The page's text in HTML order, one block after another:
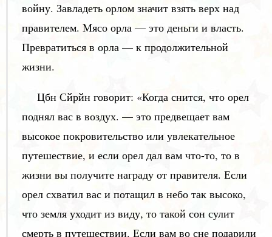
войну. Завладеть орлом значит взять верх над
правителем. Мясо орла — это деньги и власть.
Превратиться в орла — к продолжительной
жизни.
Цбн Сйрйн говорит: «Когда снится, что орел
поднял вас в воздух. — это предвещает вам
высокое покровительство или увлекательное
путешествие, и если орел дал вам что-то, то в
жизни вы получите награду от правителя. Если
орел схватил вас и потащил в небо так высоко,
что земля уходит из виду, то такой сон сулит
смерть в путешествии. Если вам во сне подарили